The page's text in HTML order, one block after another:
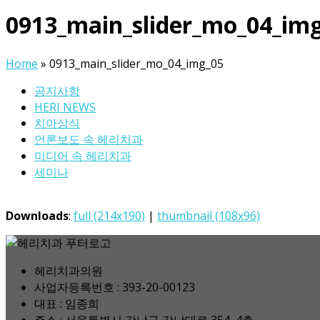
Home » 0913_main_slider_mo_04_img_05
공지사항
HERI NEWS
치아상식
언론보도 속 헤리치과
미디어 속 헤리치과
세미나
Downloads: full (214x190) | thumbnail (108x96)
헤리치과의원
사업자등록번호 : 393-20-00123
대표 : 임종희